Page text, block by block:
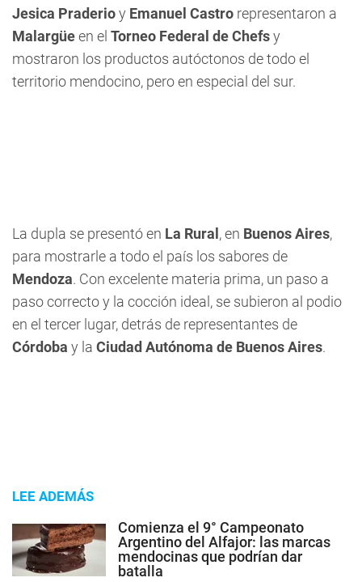
Jesica Praderioy Emanuel Castro representaron a
Malargüeen el Torneo Federal de Chefsy
mostraron los productos autóctonos de todo el
territorio mendocino, pero en especial del sur.
La dupla se presentó en La Rural , en Buenos Aires,
para mostrarle a todo el país los sabores de
Mendoza. Con excelente materia prima, un paso a
paso correcto y la cocción ideal, se subieron al podio
en el tercer lugar, detrás de representantes de
Córdoba y la Ciudad Autónoma de Buenos Aires.
LEE ADEMÁS
Comienza el 9° Campeonato
Argentino del Alfajor: las marcas
mendocinas que podrían dar
batalla